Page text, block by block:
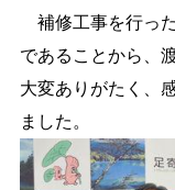
白
補修工事を行っ
であることから、
大変ありがたく、
ました。